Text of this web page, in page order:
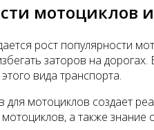
мотоциклов
рост популярности
заторов на
вида транспорта.
для мотоциклов создает
а также